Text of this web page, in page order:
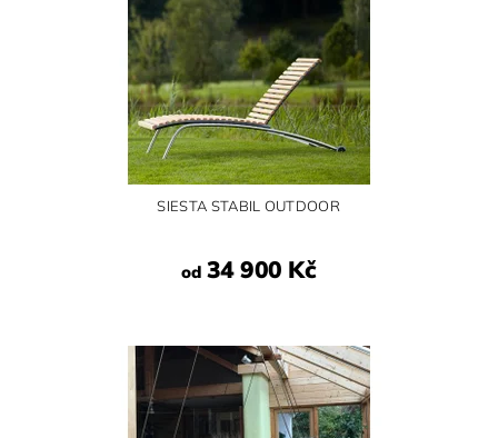
SIESTA STABIL OUTDOOR
od34 900 Kč